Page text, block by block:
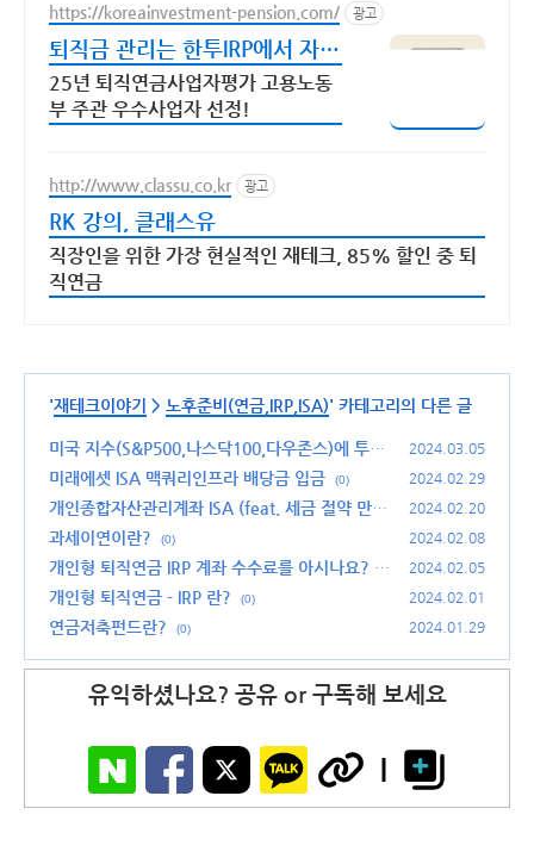
https://koreainvestment-pension.com/ 광고
퇴직금 관리는 한투IRP에서 자동
투자하는 적립식 ETF
25년 퇴직연금사업자평가 고용노동
부 주관 우수사업자 선정!
http://www.classu.co.kr 광고
RK 강의, 클래스유
직장인을 위한 가장 현실적인 재테크, 85% 할인 중 퇴
직연금
'재테크이야기 > 노후준비(연금,IRP,ISA)' 카테고리의 다른 글
미국 지수(S&P500,나스닥100,다우존스)에 투자
해야 하는 이유
(2)
2024.03.05
미래에셋 ISA 맥쿼리인프라 배당금 입금 (0) 2024.02.29
개인종합자산관리계좌 ISA (feat. 세금 절약 만능
계좌) 가 궁금하다면!
2024.02.20
과세이연이란? (0) 2024.02.08
개인형 퇴직연금 IRP 계좌 수수료를 아시나요?
(2)
2024.02.05
개인형 퇴직연금 - IRP 란? (0) 2024.02.01
연금저축펀드란? (0) 2024.01.29
유익하셨나요? 공유 or 구독해 보세요